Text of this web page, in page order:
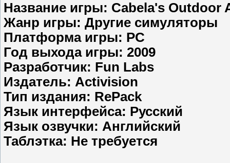
Название игры: Cabela's Outdoor
Жанр игры: Другие симуляторы
Платформа игры: PC
Год выхода игры: 2009
Разработчик: Fun Labs
Издатель: Activision
Тип издания: RePack
Язык интерфейса: Русский
Язык озвучки: Английский
Таблэтка: Не требуется